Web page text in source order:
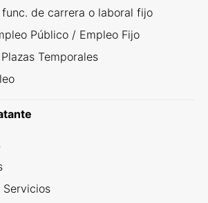
func. de carrera o laboral fijo
Público / Empleo Fijo
Temporales
Servicios